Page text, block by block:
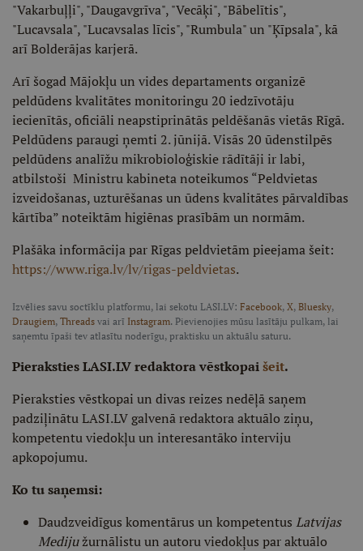
"Vakarbuļļi", "Daugavgrīva", "Vecāķi", "Bābelītis",
"Lucavsala", "Lucavsalas līcis", "Rumbula" un "Ķīpsala", kā
arī Bolderājas karjerā.
Arī šogad Mājokļu un vides departaments organizē
peldūdens kvalitātes monitoringu 20 iedzīvotāju
iecienītās, oficiāli neapstiprinātās peldēšanās vietās Rīgā.
Peldūdens paraugi ņemti 2. jūnijā. Visās 20 ūdenstilpēs
peldūdens analīžu mikrobioloģiskie rādītāji ir labi,
atbilstoši Ministru kabineta noteikumos “Peldvietas
izveidošanas, uzturēšanas un ūdens kvalitātes pārvaldības
kārtība” noteiktām higiēnas prasībām un normām.
Plašāka informācija par Rīgas peldvietām pieejama šeit:
https://www.riga.lv/lv/rigas-peldvietas.
Izvēlies savu soctīklu platformu, lai sekotu LASI.LV: Facebook, X, Bluesky,
Draugiem, Threads vai arī Instagram. Pievienojies mūsu lasītāju pulkam, lai
saņemtu īpaši tev atlasītu noderīgu, praktisku un aktuālu saturu.
Pieraksties LASI.LV redaktora vēstkopaišeit.
Pieraksties vēstkopai un divas reizes nedēļā saņem
padziļinātu LASI.LV galvenā redaktora aktuālo ziņu,
kompetentu viedokļu un interesantāko interviju
apkopojumu.
Ko tu saņemsi:
Daudzveidīgus komentārus un kompetentus Latvijas
Medijužurnālistu un autoru viedokļus par aktuālo